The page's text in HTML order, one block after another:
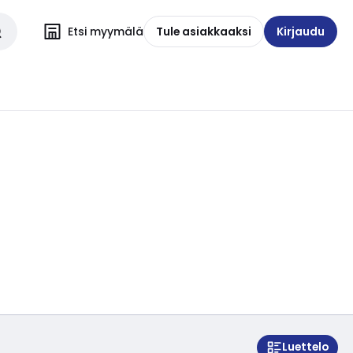
Etsi myymälä Tule asiakkaaksi Kirjaudu
Luettelo